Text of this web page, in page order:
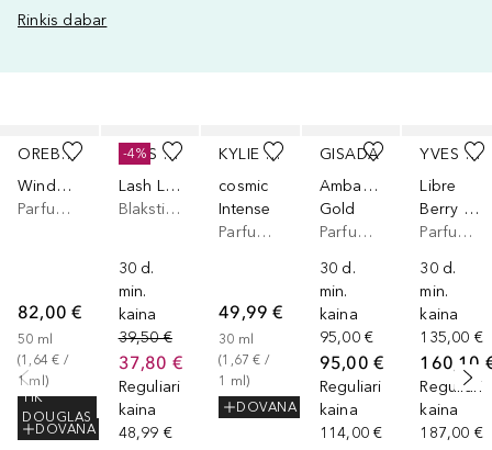
Rinkis dabar
OREBELLA
Window2Soul
Parfumuotas vanduo
82,00 €
50 ml
(1,64 € /
1 ml )
TIK
DOUGLAS
DOVANA
YVES SAINT LAURENT
Lash Latex
Blakstienų tušas
30 d.
min.
kaina
39,50 €
37,80 €
Reguliari
kaina
48,99 €
-4%
KYLIE JENNER FRAGRANCES
cosmic
Intense
Parfumuotas vanduo
49,99 €
30 ml
(1,67 € /
1
ml )
DOVANA
GISADA
Ambassadora
Gold
Parfumuotas vanduo
30 d.
min.
kaina
95,00 €
95,00 €
Reguliari
kaina
114,00 €
YVES SAINT LAURENT
Libre
Berry Crush Eau de Parfum Fruitée
Parfumuotas vanduo
30 d.
min.
kaina
135,00 €
160,10
Reguliari
kaina
187,00 €